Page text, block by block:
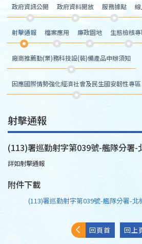
政府資訊公開 政府資料開放 服務據點
射擊通報 檔案應用 廉政園地 生態檢核
廠商推薦勤(業)務科技設(裝)備產品申辦須知
因應國際情勢強化經濟社會及民生國安韌性專區
射擊通報
(113)署巡勤射字第039號-艦隊分署-
詳如射擊通報
附件下載
(113)署巡勤射字第039號-艦隊分署-北
回頁首 回上